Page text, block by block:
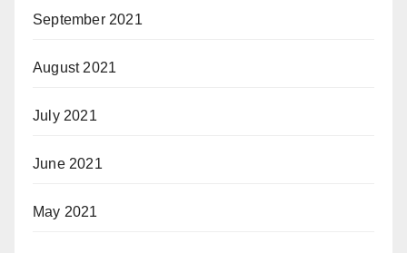
September 2021
August 2021
July 2021
June 2021
May 2021